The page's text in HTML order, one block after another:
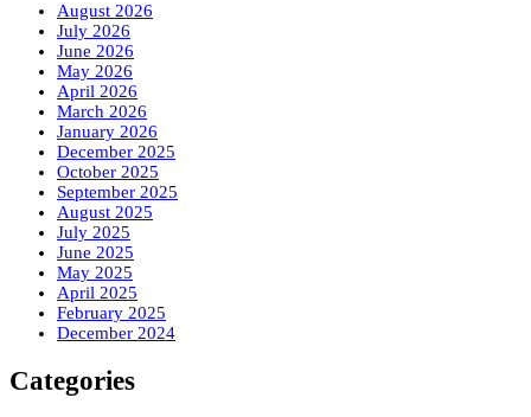
August 2026
July 2026
June 2026
May 2026
April 2026
March 2026
January 2026
December 2025
October 2025
September 2025
August 2025
July 2025
June 2025
May 2025
April 2025
February 2025
December 2024
Categories